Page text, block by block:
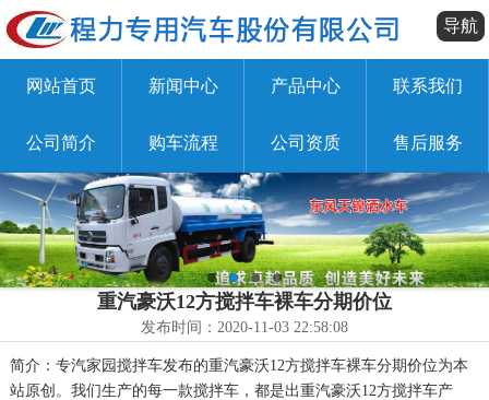
导航
网站首页 新闻中心 产品中心 联系我们
公司简介 购车流程 公司资质 售后服务
重汽豪沃12方搅拌车裸车分期价位
发布时间：2020-11-03 22:58:08
简介：专汽家园搅拌车发布的重汽豪沃12方搅拌车裸车分期价位为本
站原创。我们生产的每一款搅拌车，都是出重汽豪沃12方搅拌车产